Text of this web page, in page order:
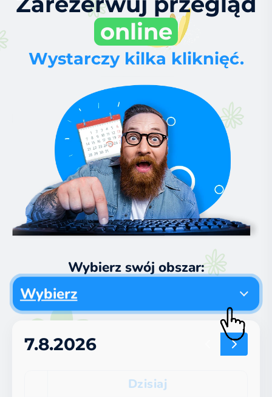
online
Wystarczy kilka kliknięć.
Wybierz swój obszar:
Wybierz
7.8.2026
Dzisiaj